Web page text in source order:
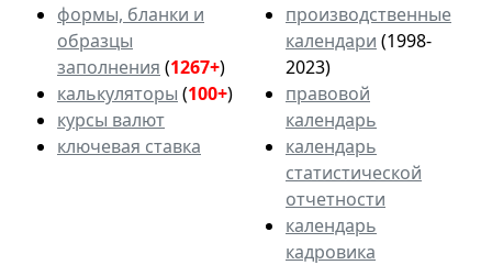
формы, бланки и
образцы
заполнения (1267+)
калькуляторы (100+)
курсы валют
ключевая ставка
производственные
календари (1998-
2023)
правовой
календарь
календарь
статистической
отчетности
календарь
кадровика